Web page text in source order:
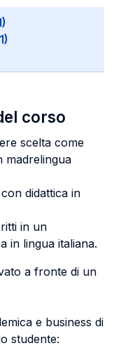
corso
scelta come
madrelingua
didattica in
in un
in lingua italiana.
a fronte di un
e business di
studente: